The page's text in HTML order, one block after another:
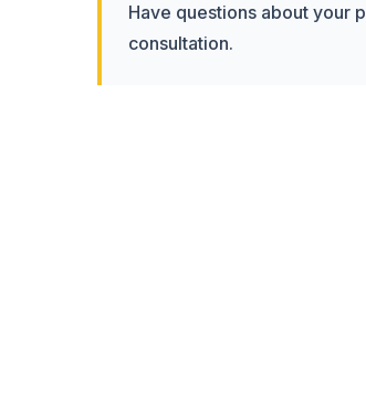
Have questions about your
consultation.